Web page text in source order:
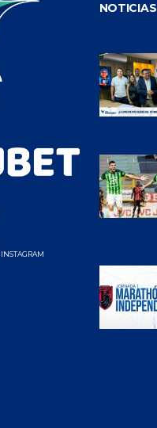
INSTAGRAM
NOTICIAS